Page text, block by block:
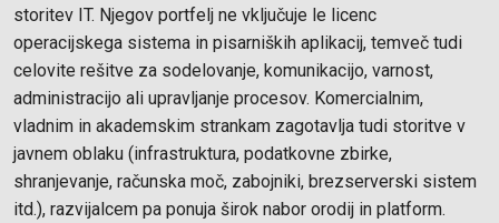
storitev IT. Njegov portfelj ne vključuje le licenc
operacijskega sistema in pisarniških aplikacij, temveč tudi
celovite rešitve za sodelovanje, komunikacijo, varnost,
administracijo ali upravljanje procesov. Komercialnim,
vladnim in akademskim strankam zagotavlja tudi storitve v
javnem oblaku (infrastruktura, podatkovne zbirke,
shranjevanje, računska moč, zabojniki, brezserverski sistem
itd.), razvijalcem pa ponuja širok nabor orodij in platform.